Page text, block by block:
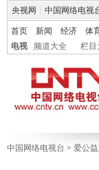
央视网 中国网络电视
首页 新闻 经济 体
电视
频道大全 栏目
中国网络电视台 > 爱公